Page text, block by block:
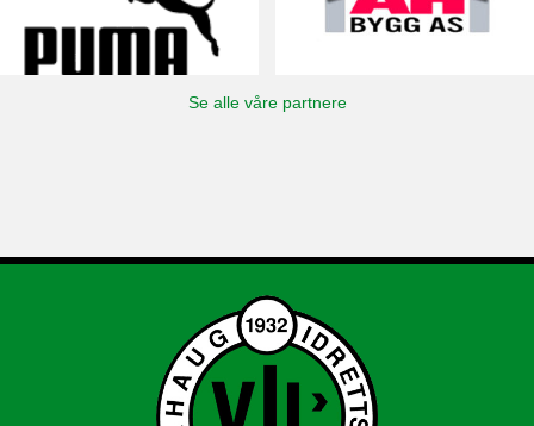
Se alle våre partnere